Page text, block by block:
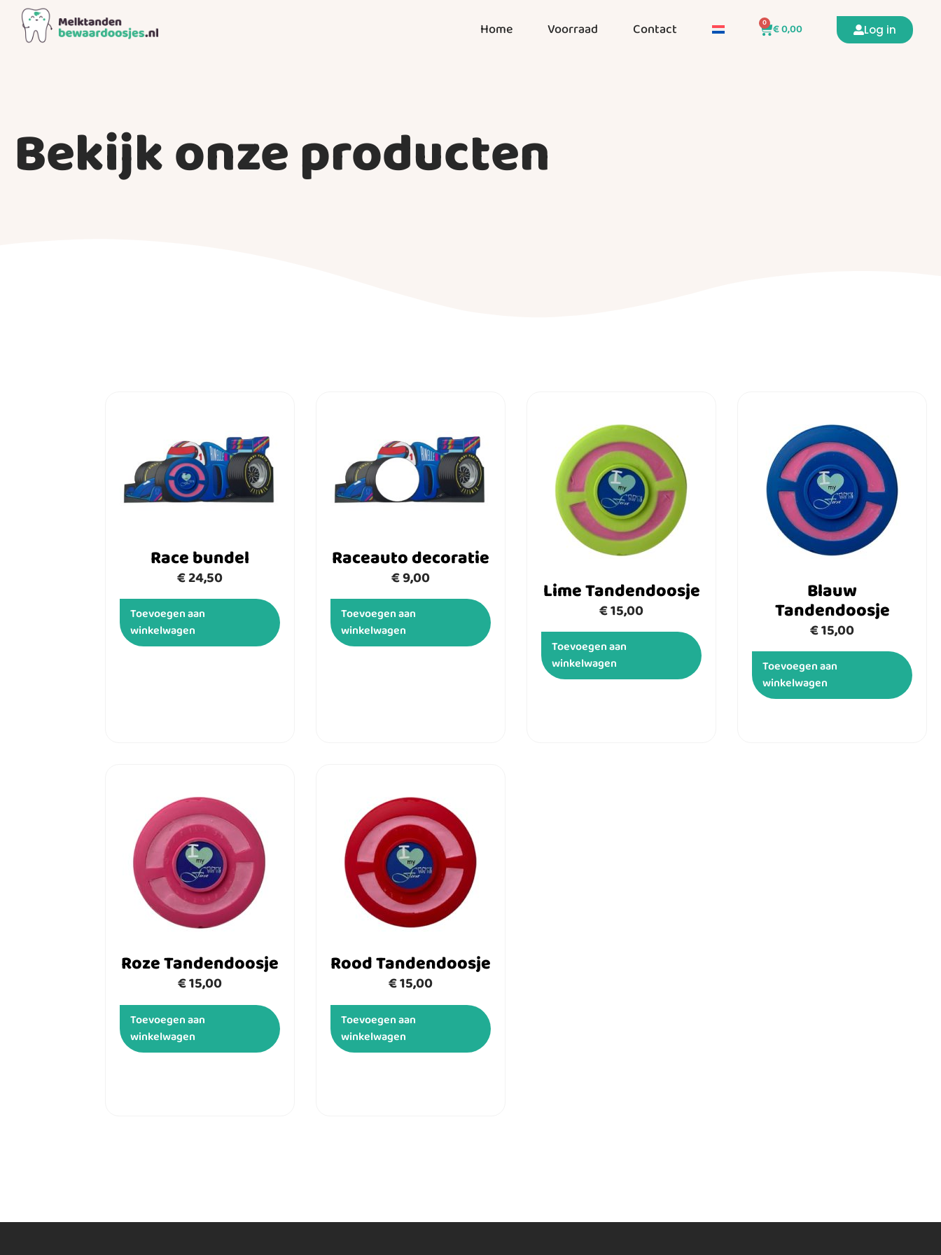
Home Voorraad Contact €0,00
0 Log in
Bekijk onze producten
Race bundel
€24,50
Toevoegen aan
winkelwagen
Raceauto decoratie
€9,00
Toevoegen aan
winkelwagen
Lime Tandendoosje
€15,00
Toevoegen aan
winkelwagen
Blauw
Tandendoosje
€15,00
Toevoegen aan
winkelwagen
Roze Tandendoosje
€15,00
Toevoegen aan
winkelwagen
Rood Tandendoosje
€15,00
Toevoegen aan
winkelwagen